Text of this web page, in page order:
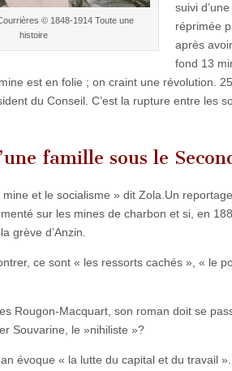
© 1848-1914 Toute une
histoire
suivi
réprimée
après
fond 13
est en folie ; on craint une révolution.
du Conseil. C’est la rupture entre les
famille sous le
et le socialisme » dit Zola.Un
sur les mines de charbon et si, en
grève d’Anzin.
ce sont « les ressorts cachés », « le
Rougon-Macquart, son roman doit se
Souvarine, le »nihiliste »?
évoque « la lutte du capital et du travail